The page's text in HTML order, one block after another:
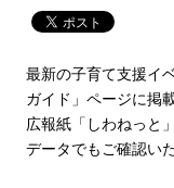
最新の子育て支援イ
ガイド」ページに掲
広報紙「しわねっと
データでもご確認い